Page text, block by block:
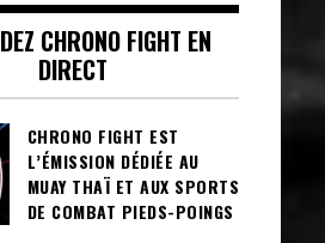
CHRONO FIGHT EN
DIRECT
CHRONO FIGHT EST
L’ÉMISSION DÉDIÉE AU
MUAY THAÏ ET AUX SPORTS
DE COMBAT PIEDS-POINGS